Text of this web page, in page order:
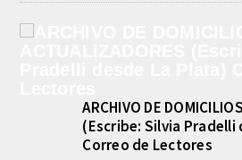
ARCHIVO DE
(Escribe: Silvia Pradelli
Correo de Lectores